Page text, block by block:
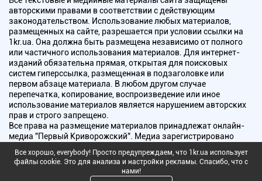
авторскими правами в соответствии с действующим
законодательством. Использование любых материалов,
размещенных на сайте, разрешается при условии ссылки на
1kr.ua. Она должна быть размещена независимо от полного
или частичного использования материалов. Для интернет-
изданий обязательна прямая, открытая для поисковых
систем гиперссылка, размещенная в подзаголовке или
первом абзаце материала. В любом другом случае
перепечатка, копирование, воспроизведение или иное
использование материалов является нарушением авторских
прав и строго запрещено.
Все права на размещение материалов принадлежат онлайн-
медиа "Первый Криворожский". Медиа зарегистрировано
радиовещания.
Все хорошо, everybody! Просто предупреждаем, что 1kr.ua использует
файлы cookie. Это для анализа и настройки рекламы. Спасибо, что с
нами!